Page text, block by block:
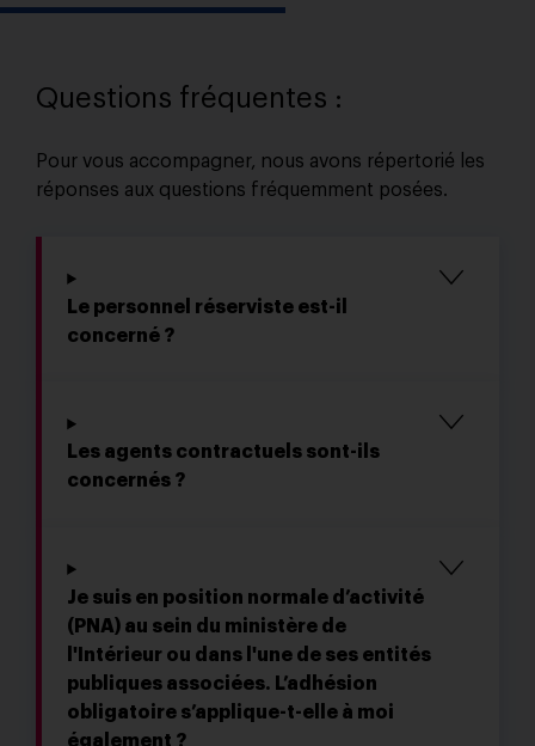
Questions fréquentes :
Pour vous accompagner, nous avons répertorié les
réponses aux questions fréquemment posées.
Le personnel réserviste est-il
concerné ?
Les agents contractuels sont-ils
concernés ?
Je suis en position normale d’activité
(PNA) au sein du ministère de
l'Intérieur ou dans l'une de ses entités
publiques associées. L’adhésion
obligatoire s’applique-t-elle à moi
également ?